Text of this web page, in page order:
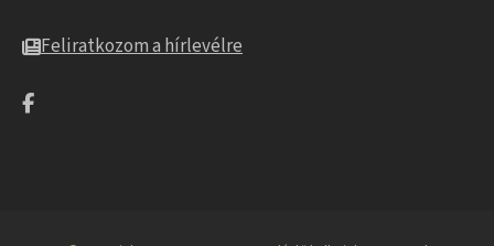
Feliratkozom a hírlevélre